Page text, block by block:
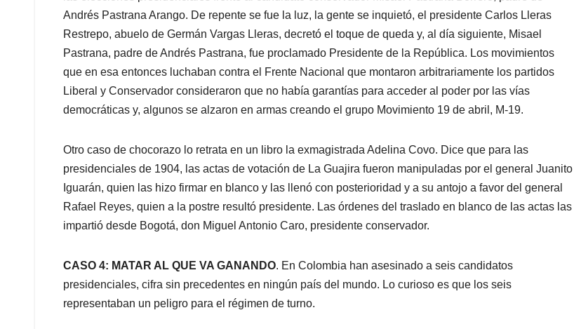
Andrés Pastrana Arango. De repente se fue la luz, la gente se inquietó, el presidente Carlos Lleras
Restrepo, abuelo de Germán Vargas Lleras, decretó el toque de queda y, al día siguiente, Misael
Pastrana, padre de Andrés Pastrana, fue proclamado Presidente de la República. Los movimientos
que en esa entonces luchaban contra el Frente Nacional que montaron arbitrariamente los partidos
Liberal y Conservador consideraron que no había garantías para acceder al poder por las vías
democráticas y, algunos se alzaron en armas creando el grupo Movimiento 19 de abril, M-19.
Otro caso de chocorazo lo retrata en un libro la exmagistrada Adelina Covo. Dice que para las
presidenciales de 1904, las actas de votación de La Guajira fueron manipuladas por el general Juanito
Iguarán, quien las hizo firmar en blanco y las llenó con posterioridad y a su antojo a favor del general
Rafael Reyes, quien a la postre resultó presidente. Las órdenes del traslado en blanco de las actas las
impartió desde Bogotá, don Miguel Antonio Caro, presidente conservador.
CASO 4: MATAR AL QUE VA GANANDO. En Colombia han asesinado a seis candidatos
presidenciales, cifra sin precedentes en ningún país del mundo. Lo curioso es que los seis
representaban un peligro para el régimen de turno.